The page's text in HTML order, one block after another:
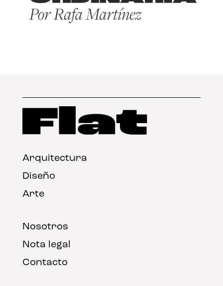
Arquitectura
Diseño
Arte
Nosotros
Nota legal
Contacto